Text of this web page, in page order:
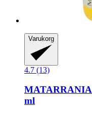
Varukorg
4.7 (13)
MATARRANIA
ml